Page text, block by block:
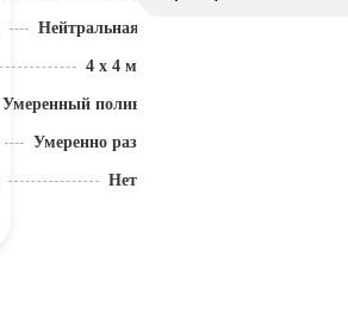
Нейтральная (5,5 - 7)
4 x 4 м
Умеренный полив
Умеренно разрастается
Нет